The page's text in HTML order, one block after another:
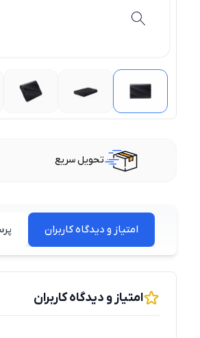
تحویل سریع
امتیاز و دیدگاه کاربران
امتیاز و دیدگاه کاربران